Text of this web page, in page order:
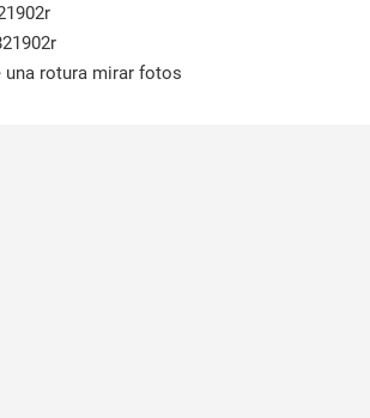
una rotura mirar fotos